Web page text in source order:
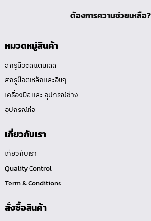
ต้องการความช่วยเหลือ?
หมวดหมู่สินค้า
สกรูน๊อตสแตนเลส
สกรูน๊อตเหล็กและอื่นๆ
เครื่องมือ และ อุปกรณ์ช่าง
อุปกรณ์ท่อ
เกี่ยวกับเรา
เกี่ยวกับเรา
Quality Control
Term & Conditions
สั่งซื้อสินค้า